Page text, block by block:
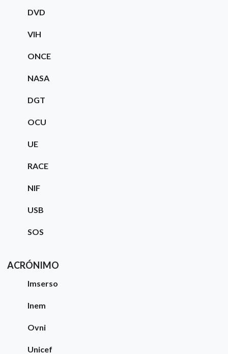
DVD
VIH
ONCE
NASA
DGT
OCU
UE
RACE
NIF
USB
SOS
ACRÓNIMO
Imserso
Inem
Ovni
Unicef